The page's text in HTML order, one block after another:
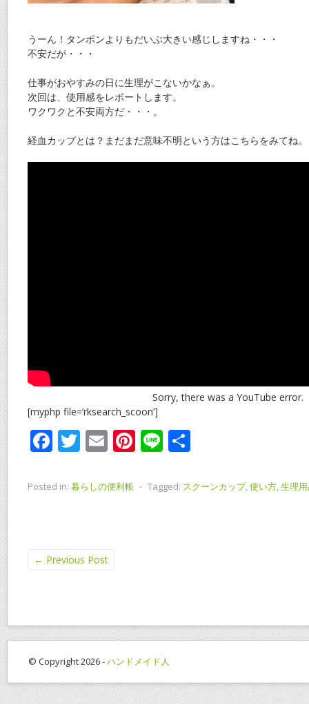
うーん！タンポンよりもだいぶ大きい感じしますね・・・
不安だが・・・
仕事がおやすみの日に生理がこないかなぁ。
次回は、使用感をレポートします。
ワクワクと不安両方だ・・・。
経血カップとは？まだまだ意味不明という方はこちらをみてね。
Sorry, there was a YouTube error.
[myphp file=’rksearch_scoon’]
F
e
o
k
T
itt
E
ai
Pi
er
Li
e
Posted in: 暮らしの便利帳 ⋅ Tagged: スクーンカップ,使い方,生理
← Previous Post
© Copyright 2026 -ハンドメイド人